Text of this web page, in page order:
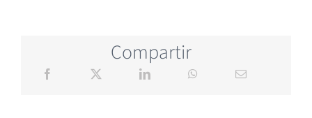
Compartir